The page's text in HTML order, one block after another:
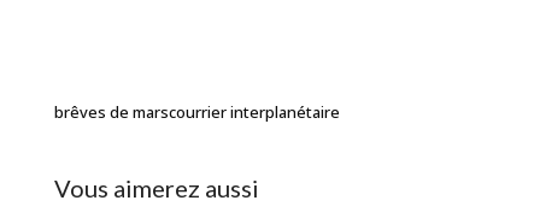
brêves de marscourrier interplanétaire
Vous aimerez aussi